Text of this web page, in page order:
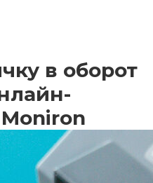
в оборот